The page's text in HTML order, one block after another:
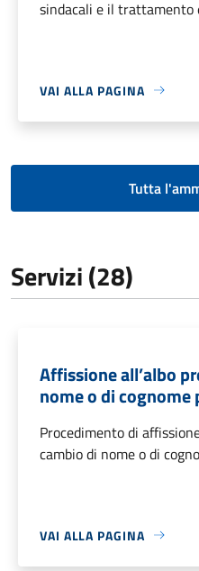
sindacali e il trattamento
VAI ALLA PAGINA
Tutta
Servizi (28)
Affissione all’albo
nome o di cognome
Procedimento di
cambio di nome o di
VAI ALLA PAGINA